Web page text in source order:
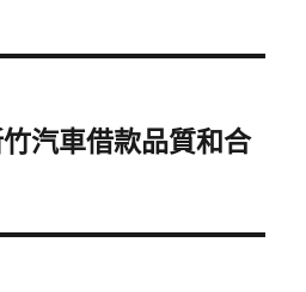
汽車借款品質和合